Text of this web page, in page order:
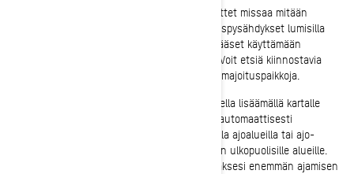
Suunnittelemalla matkareittejäsi varmistat, ettet missaa mitään
kiinnostavia kohteita, ja voit ajoittaa tankkauspysähdykset lumisilla
seikkailuillasi. Kun luot reittisuunnitelmaa, pääset käyttämään
navigointia ja näet jäljellä olevan ajomatkan. Voit etsiä kiinnostavia
kohteita, kuten huoltoasemia, ravintoloita ja majoituspaikkoja.
Voit myös suunnitella retkiä reittien ulkopuolella lisäämällä kartalle
manuaalisesti reittipisteitä, jotka yhdistyvät automaattisesti
reittisuunnitelmaksi. Muista pysytellä virallisilla ajoalueilla tai ajo-
oikeutesi kattavalla maalla, kun lähdet reittien ulkopuolisille alueille.
Tutustu Responsible Rider -ohjelmaan, tietääksesi enemmän ajamisen